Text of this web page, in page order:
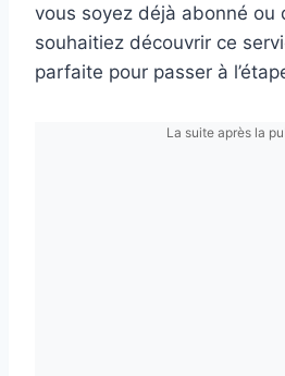
vous soyez déjà abonné ou
souhaitiez découvrir ce
parfaite pour passer à
La suite après la